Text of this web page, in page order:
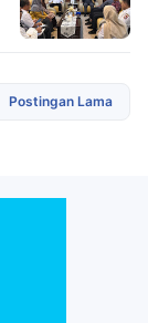
Postingan Lama